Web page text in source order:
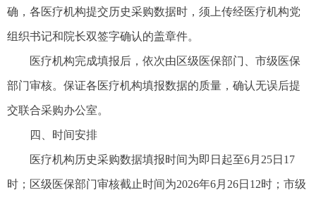
确，各医疗机构提交历史采购数据时，须上传经医疗机构党
组织书记和院长双签字确认的盖章件。
医疗机构完成填报后，依次由区级医保部门、市级医保
部门审核。保证各医疗机构填报数据的质量，确认无误后提
交联合采购办公室。
四、时间安排
医疗机构历史采购数据填报时间为即日起至6月25日17
时；区级医保部门审核截止时间为2026年6月26日12时；市级